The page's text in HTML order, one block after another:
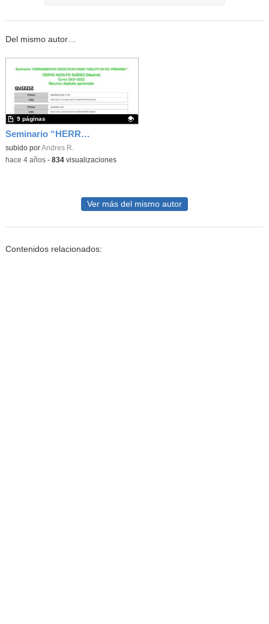
Del mismo autor…
Seminario “HERRAMIENTAS DIDÁCTICAS PARA TABLETS EN ED. PRIMARIA” CEIPSO ADOLFO SUÁREZ (Madrid) Curso 2021-2022 Recursos digitales generados
Contenido educativo.
subido porAndres R.
9 páginas
-hace 4 años- 834visualizaciones
Ver más del mismo autor
Contenidos relacionados: